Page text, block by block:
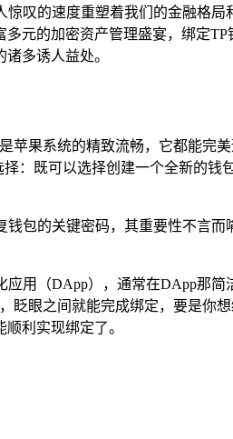
叹的速度重塑着我们的金融格
元的加密资产管理盛宴，绑定
多诱人益处。
苹果系统的精致流畅，它都能完
：既可以选择创建一个全新的钱
包的关键密码，其重要性不言
用（DApp），通常在DApp那
眨眼之间就能完成绑定，要是你
利实现绑定了。